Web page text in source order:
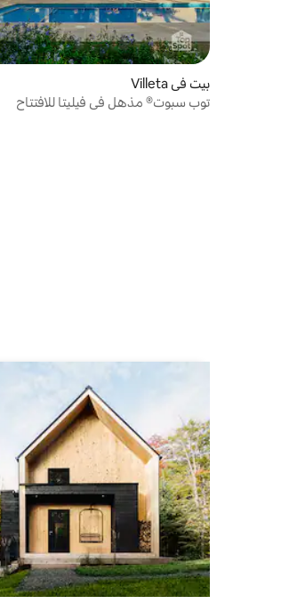
بيت في Villeta
توب سبوت® مذهل في فيليتا للافتتاح